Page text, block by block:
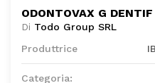
ODONTOVAX G
Di Todo Group SRL
Produttrice
Categoria: